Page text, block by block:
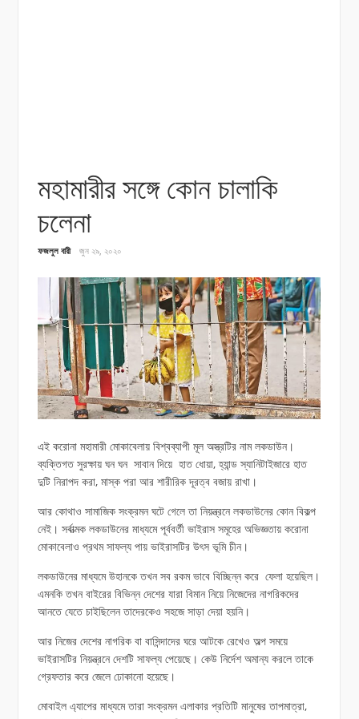
মহামারীর সঙ্গে কোন চালাকি
চলেনা
ফজলুল বারী জুন ২৯, ২০২০
এই করোনা মহামারী মোকাবেলায় বিশ্বব্যাপী মূল অস্ত্রটির নাম লকডাউন।
ব্যক্তিগত সুরক্ষায় ঘন ঘন সাবান দিয়ে হাত ধোয়া, হ্যান্ড স্যানিটাইজারে হাত
দুটি নিরাপদ করা, মাস্ক পরা আর শারীরিক দূরত্ব বজায় রাখা।
আর কোথাও সামাজিক সংক্রমন ঘটে গেলে তা নিয়ন্ত্রনে লকডাউনের কোন বিকল্প
নেই। সর্বাত্মক লকডাউনের মাধ্যমে পূর্ববর্তী ভাইরাস সমূহের অভিজ্ঞতায় করোনা
মোকাবেলাও প্রথম সাফল্য পায় ভাইরাসটির উৎস ভূমি চীন।
লকডাউনের মাধ্যমে উহানকে তখন সব রকম ভাবে বিচ্ছিন্ন করে ফেলা হয়েছিল।
এমনকি তখন বাইরের বিভিন্ন দেশের যারা বিমান নিয়ে নিজেদের নাগরিকদের
আনতে যেতে চাইছিলেন তাদেরকেও সহজে সাড়া দেয়া হয়নি।
আর নিজের দেশের নাগরিক বা বাসিন্দাদের ঘরে আটকে রেখেও অল্প সময়ে
ভাইরাসটির নিয়ন্ত্রনে দেশটি সাফল্য পেয়েছে। কেউ নির্দেশ অমান্য করলে তাকে
গ্রেফতার করে জেলে ঢোকানো হয়েছে।
মোবাইল এ্যাপের মাধ্যমে তারা সংক্রমন এলাকার প্রতিটি মানুষের তাপমাত্রা,